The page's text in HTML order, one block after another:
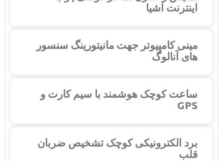
اینترنت اشیا
مینی کامپیوتر جهت مانیتورینگ سنسور
های آنالوگ
ساعت کوچک هوشمند با سیم کارت و
GPS
برد الکترونیکی کوچک تشخیص ضربان
قلب